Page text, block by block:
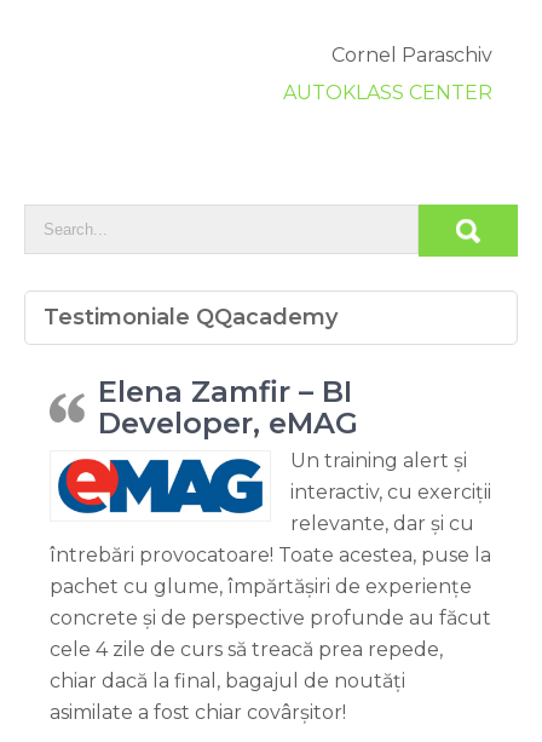
Cornel Paraschiv
AUTOKLASS CENTER
Testimoniale QQacademy
Elena Zamfir – BI
Developer, eMAG
Un training alert și
interactiv, cu exerciții
relevante, dar și cu
întrebări provocatoare! Toate acestea, puse la
pachet cu glume, împărtășiri de experiențe
concrete și de perspective profunde au făcut
cele 4 zile de curs să treacă prea repede,
chiar dacă la final, bagajul de noutăți
asimilate a fost chiar covârșitor!